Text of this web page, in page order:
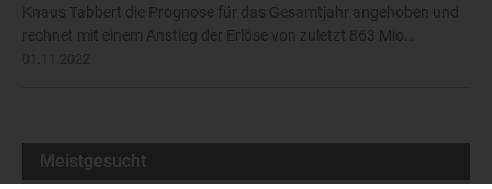
Knaus Tabbert die Prognose für das Gesamtjahr angehoben und
rechnet mit einem Anstieg der Erlöse von zuletzt 863 Mio…
Meistgesucht